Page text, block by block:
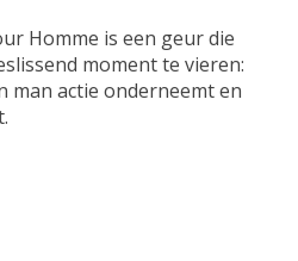
Homme is een geur die
moment te vieren:
man actie onderneemt en
is